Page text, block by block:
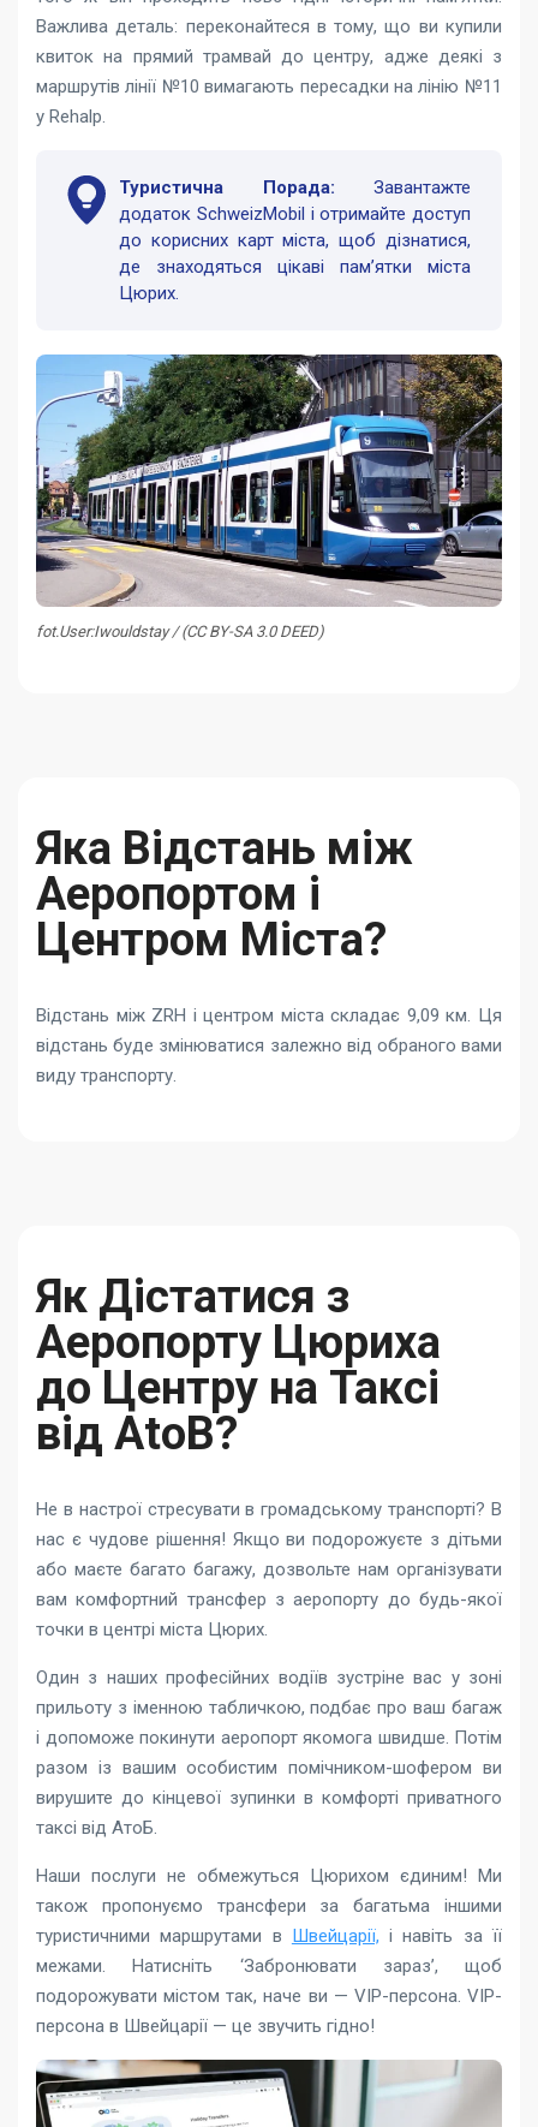
Важлива деталь: переконайтеся в тому, що ви купили
квиток на прямий трамвай до центру, адже деякі з
маршрутів лінії №10 вимагають пересадки на лінію №11
у Rehalp.
Туристична Порада: Завантажте
додаток SchweizMobil і отримайте доступ
до корисних карт міста, щоб дізнатися,
де знаходяться цікаві пам’ятки міста
Цюрих.
fot.User:Iwouldstay / (CC BY-SA 3.0 DEED)
Яка Відстань між
Аеропортом і
Центром Міста?
Відстань між ZRH і центром міста складає 9,09 км. Ця
відстань буде змінюватися залежно від обраного вами
виду транспорту.
Як Дістатися з
Аеропорту Цюриха
до Центру на Таксі
від AtoB?
Не в настрої стресувати в громадському транспорті? В
нас є чудове рішення! Якщо ви подорожуєте з дітьми
або маєте багато багажу, дозвольте нам організувати
вам комфортний трансфер з аеропорту до будь-якої
точки в центрі міста Цюрих.
Один з наших професійних водіїв зустріне вас у зоні
прильоту з іменною табличкою, подбає про ваш багаж
і допоможе покинути аеропорт якомога швидше. Потім
разом із вашим особистим помічником-шофером ви
вирушите до кінцевої зупинки в комфорті приватного
таксі від АтоБ.
Наши послуги не обмежуться Цюрихом єдиним! Ми
також пропонуємо трансфери за багатьма іншими
туристичними маршрутами в Швейцарії, і навіть за її
межами. Натисніть ‘Забронювати зараз’, щоб
подорожувати містом так, наче ви — VIP-персона. VIP-
персона в Швейцарії — це звучить гідно!